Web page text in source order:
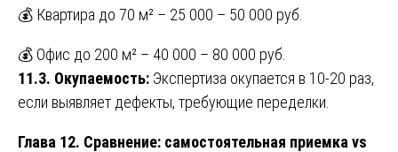
💰 Квартира до 70 м² – 25 000 – 50 000 руб.
💰 Офис до 200 м² – 40 000 – 80 000 руб.
11.3. Окупаемость: Экспертиза окупается в 10-20 раз,
если выявляет дефекты, требующие переделки.
Глава 12. Сравнение: самостоятельная приемка vs